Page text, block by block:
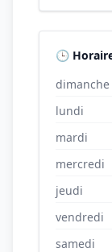
🕒
dimanche
lundi
mardi
mercredi
jeudi
vendredi
samedi